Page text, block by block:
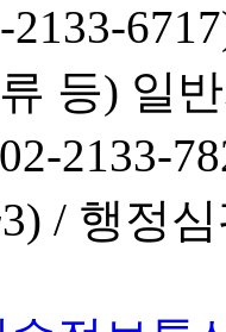
등) 일
2133-
/ 행정심